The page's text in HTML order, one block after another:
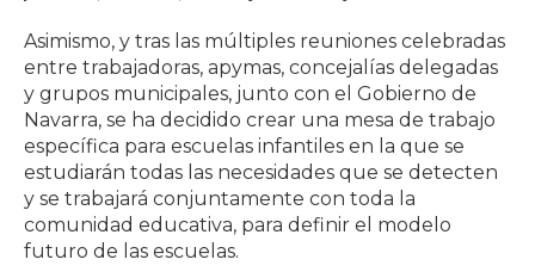
Asimismo, y tras las múltiples reuniones celebradas
entre trabajadoras, apymas, concejalías delegadas
y grupos municipales, junto con el Gobierno de
Navarra, se ha decidido crear una mesa de trabajo
específica para escuelas infantiles en la que se
estudiarán todas las necesidades que se detecten
y se trabajará conjuntamente con toda la
comunidad educativa, para definir el modelo
futuro de las escuelas.